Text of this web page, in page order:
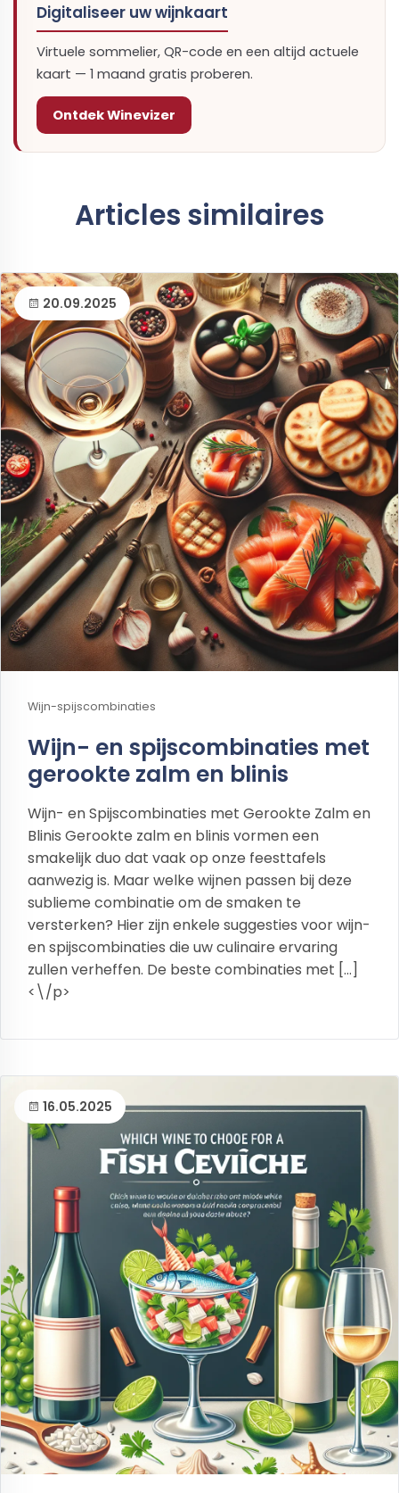
Digitaliseer uw wijnkaart
Virtuele sommelier, QR-code en een altijd actuele
kaart — 1 maand gratis proberen.
Ontdek Winevizer
Articles similaires
20.09.2025
Wijn-spijscombinaties
Wijn- en spijscombinaties met
gerookte zalm en blinis
Wijn- en Spijscombinaties met Gerookte Zalm en
Blinis Gerookte zalm en blinis vormen een
smakelijk duo dat vaak op onze feesttafels
aanwezig is. Maar welke wijnen passen bij deze
sublieme combinatie om de smaken te
versterken? Hier zijn enkele suggesties voor wijn-
en spijscombinaties die uw culinaire ervaring
zullen verheffen. De beste combinaties met […]
<\/p>
16.05.2025